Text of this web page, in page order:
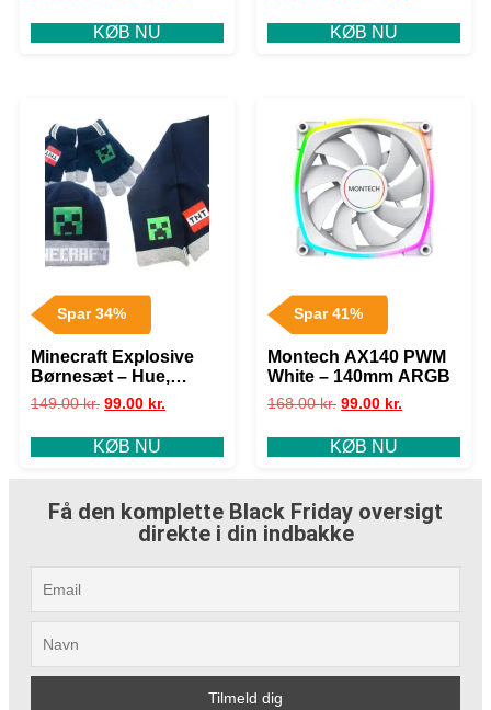
KØB NU KØB NU
Spar 34%
Minecraft Explosive
Børnesæt – Hue,
Halstørklæde og
Handsker (54-56 cm)
149.00kr. 99.00 kr.
KØB NU
Spar 41%
Montech AX140 PWM
White – 140mm ARGB
168.00kr. 99.00 kr.
KØB NU
Få den komplette Black Friday oversigt
direkte i din indbakke